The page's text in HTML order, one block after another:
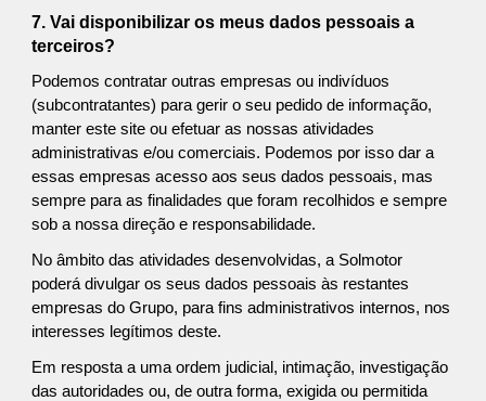
7. Vai disponibilizar os meus dados pessoais a
terceiros?
Podemos contratar outras empresas ou indivíduos
(subcontratantes) para gerir o seu pedido de informação,
manter este site ou efetuar as nossas atividades
administrativas e/ou comerciais. Podemos por isso dar a
essas empresas acesso aos seus dados pessoais, mas
sempre para as finalidades que foram recolhidos e sempre
sob a nossa direção e responsabilidade.
No âmbito das atividades desenvolvidas, a Solmotor
poderá divulgar os seus dados pessoais às restantes
empresas do Grupo, para fins administrativos internos, nos
interesses legítimos deste.
Em resposta a uma ordem judicial, intimação, investigação
das autoridades ou, de outra forma, exigida ou permitida